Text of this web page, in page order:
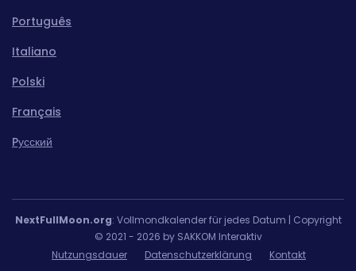
Português
Italiano
Polski
Français
Pусский
NextFullMoon.org: Vollmondkalender für jedes Datum | Copyright
© 2021 - 2026 by SAKKOM Interaktiv
Nutzungsdauer
Datenschutzerklärung Kontakt